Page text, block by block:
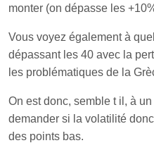
monter (on dépasse les
Vous voyez également à
dépassant les 40 avec la
les problématiques de la
On est donc, semble t il, à
demander si la volatilité
des points bas.